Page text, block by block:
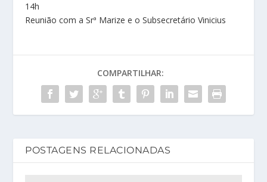
14h
Reunião com a Srª Marize e o Subsecretário Vinicius
COMPARTILHAR:
POSTAGENS RELACIONADAS